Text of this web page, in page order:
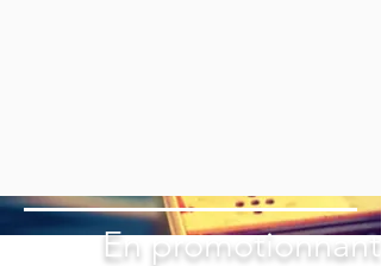
En promotionnant